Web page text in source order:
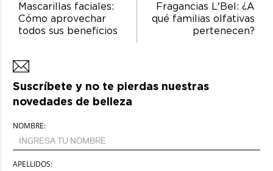
Mascarillas faciales:
Cómo aprovechar
todos sus beneficios
Fragancias L'Bel: ¿A
qué familias olfativas
pertenecen?
Suscríbete y no te pierdas nuestras
novedades de belleza
NOMBRE:
APELLIDOS: